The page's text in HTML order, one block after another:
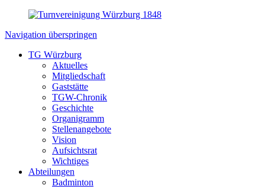
Navigation überspringen
TG Würzburg
Aktuelles
Mitgliedschaft
Gaststätte
TGW-Chronik
Geschichte
Organigramm
Stellenangebote
Vision
Aufsichtsrat
Wichtiges
Abteilungen
Badminton